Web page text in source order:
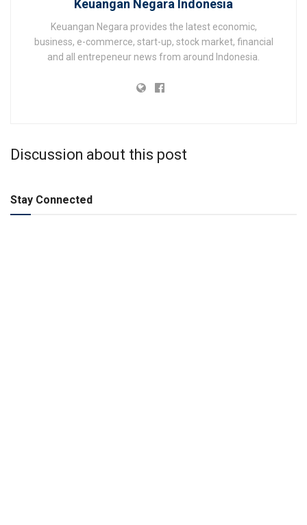
Keuangan Negara Indonesia
Keuangan Negara provides the latest economic,
business, e-commerce, start-up, stock market, financial
and all entrepeneur news from around Indonesia.
Discussion about this post
Stay Connected